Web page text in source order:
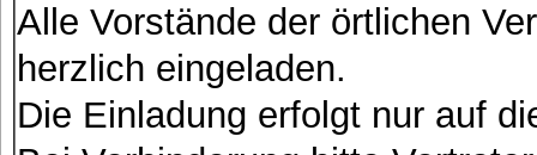
Alle Vorstände der örtlichen
herzlich eingeladen.
Die Einladung erfolgt nur auf